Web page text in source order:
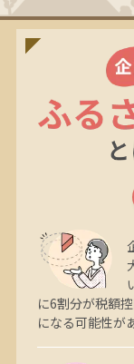
に6割分が税額
になる可能性が